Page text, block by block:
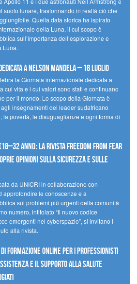
suolo lunare, trasformando in realtà ciò che
Quella data storica ha ispirato
della Luna, il cui scopo è
sull’importanza dell’esplorazione e
Luna.
a Nelson Mandela – 18 luglio
la Giornata internazionale dedicata a
cui vita e i cui valori sono stati e continuano
per il mondo. Lo scopo della Giornata è
insegnamenti del leader sudafricano
la povertà, le disuguaglianze e ogni forma di
anni): la Rivista Freedom From Fear
opinioni sulla sicurezza e sulle
da UNICRI in collaborazione con
approfondire le conoscenze e a
sui problemi più urgenti della comunità
numero, intitolato “Il nuovo codice
emergenti nel cyberspazio”, si invitano i
alla rivista.
di formazione online per i professionisti
e il supporto alla salute